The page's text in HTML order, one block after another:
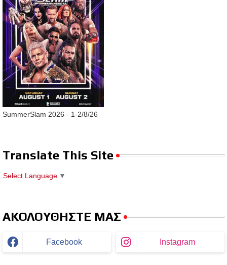
SummerSlam 2026 - 1-2/8/26
Translate This Site
Select Language ▼
ΑΚΟΛΟΥΘΗΣΤΕ ΜΑΣ
Facebook Instagram